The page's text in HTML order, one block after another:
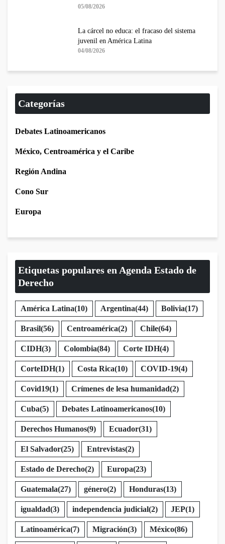
05/08/2026
La cárcel no educa: el fracaso del sistema
juvenil en América Latina
04/08/2026
Categorías
Debates Latinoamericanos
México, Centroamérica y el Caribe
Región Andina
Cono Sur
Europa
Etiquetas populares en Agenda Estado de
Derecho
América Latina(10) Argentina(44) Bolivia(17)
Brasil(56) Centroamérica(2) Chile(64)
CIDH(3) Colombia(84) Corte IDH(4)
CorteIDH(1) Costa Rica(10) COVID-19(4)
Covid19(1) Crímenes de lesa humanidad(2)
Cuba(5) Debates Latinoamericanos(10)
Derechos Humanos(9) Ecuador(31)
El Salvador(25) Entrevistas(2)
Estado de Derecho(2) Europa(23)
Guatemala(27) género(2) Honduras(13)
igualdad(3) independencia judicial(2) JEP(1)
Latinoamérica(7) Migración(3) México(86)